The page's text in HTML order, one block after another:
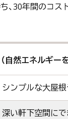
、30年間のコス
自然エネルギー
シンプルな大屋根
深い軒下空間にで